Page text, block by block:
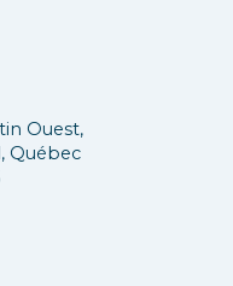
Ouest,
Québec